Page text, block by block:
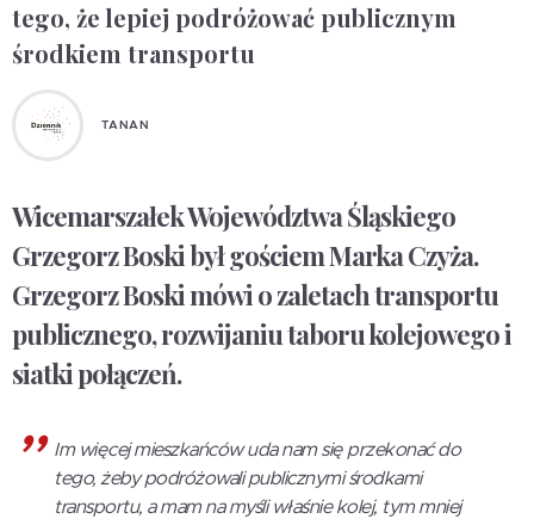
tego, że lepiej podróżować publicznym
środkiem transportu
TANAN
Wicemarszałek Województwa Śląskiego
Grzegorz Boski był gościem Marka Czyża.
Grzegorz Boski mówi o zaletach transportu
publicznego, rozwijaniu taboru kolejowego i
siatki połączeń.
Im więcej mieszkańców uda nam się przekonać do
tego, żeby podróżowali publicznymi środkami
transportu, a mam na myśli właśnie kolej, tym mniej